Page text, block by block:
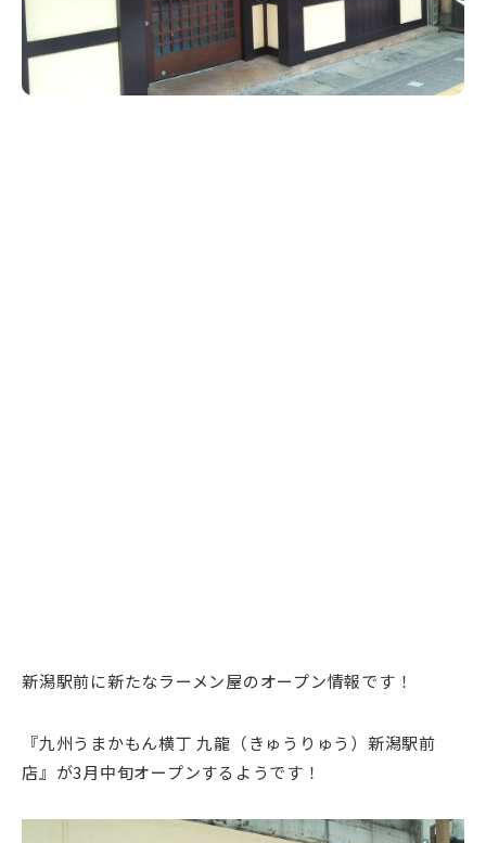
新潟駅前に新たなラーメン屋のオープン情報です！
『九州うまかもん横丁 九龍（きゅうりゅう）新潟駅前
店』が3月中旬オープンするようです！